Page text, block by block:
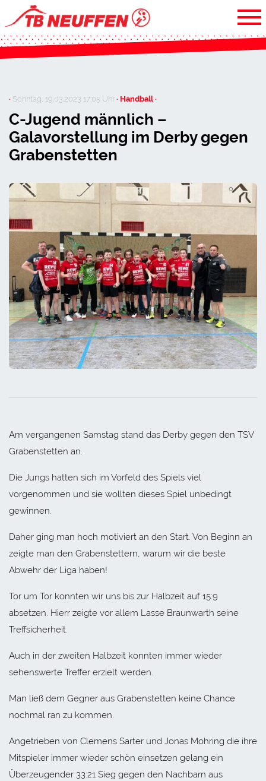
· Sonntag, 19.03.2023 17:05 Uhr· Handball ·
C-Jugend männlich –
Galavorstellung im Derby gegen
Grabenstetten
Am vergangenen Samstag stand das Derby gegen den TSV
Grabenstetten an.
Die Jungs hatten sich im Vorfeld des Spiels viel
vorgenommen und sie wollten dieses Spiel unbedingt
gewinnen.
Daher ging man hoch motiviert an den Start. Von Beginn an
zeigte man den Grabenstettern, warum wir die beste
Abwehr der Liga haben!
Tor um Tor konnten wir uns bis zur Halbzeit auf 15:9
absetzen. Hierr zeigte vor allem Lasse Braunwarth seine
Treffsicherheit.
Auch in der zweiten Halbzeit konnten immer wieder
sehenswerte Treffer erzielt werden.
Man ließ dem Gegner aus Grabenstetten keine Chance
nochmal ran zu kommen.
Angetrieben von Clemens Sarter und Jonas Mohring die ihre
Mitspieler immer wieder schön einsetzen gelang ein
Überzeugender 33:21 Sieg gegen den Nachbarn aus